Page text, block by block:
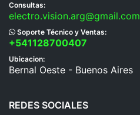
Consultas:
electro.vision.arg@gmail.com
Soporte Técnico y Ventas:
+541128700407
Ubicacion:
Bernal Oeste - Buenos Aires
REDES SOCIALES